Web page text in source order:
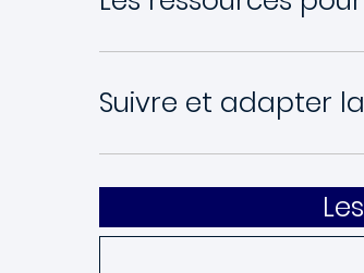
Suivre et adapter